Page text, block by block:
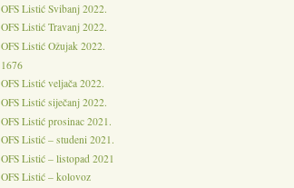
OFS Listić Svibanj 2022.
OFS Listić Travanj 2022.
OFS Listić Ožujak 2022.
1676
OFS Listić veljača 2022.
OFS Listić siječanj 2022.
OFS Listić prosinac 2021.
OFS Listić – studeni 2021.
OFS Listić – listopad 2021
OFS Listić – kolovoz